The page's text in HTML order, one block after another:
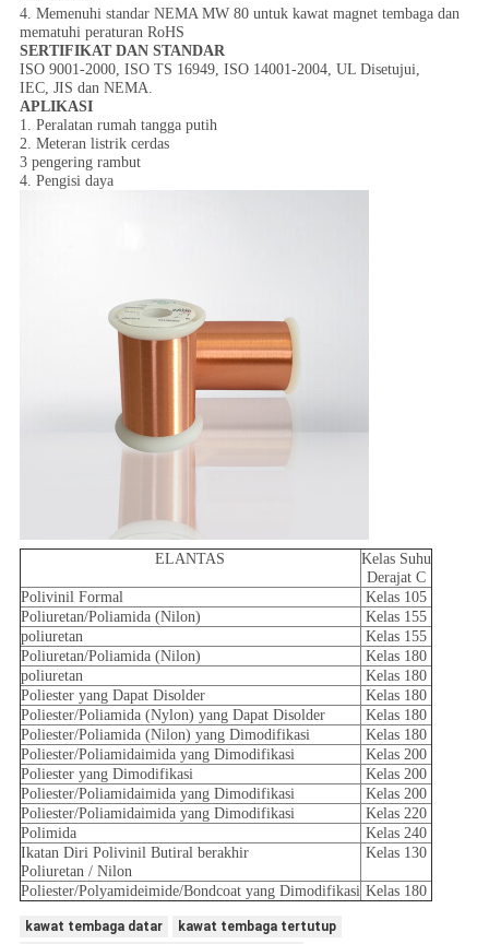
4. Memenuhi standar NEMA MW 80 untuk kawat magnet tembaga dan
mematuhi peraturan RoHS
SERTIFIKAT DAN STANDAR
ISO 9001-2000, ISO TS 16949, ISO 14001-2004, UL Disetujui,
IEC, JIS dan NEMA.
APLIKASI
1. Peralatan rumah tangga putih
2. Meteran listrik cerdas
3 pengering rambut
4. Pengisi daya
ELANTAS
Kelas Suhu
Derajat C
Polivinil Formal
Kelas 105
Poliuretan/Poliamida (Nilon)
Kelas 155
poliuretan
Kelas 155
Poliuretan/Poliamida (Nilon)
Kelas 180
poliuretan
Kelas 180
Poliester yang Dapat Disolder
Kelas 180
Poliester/Poliamida (Nylon) yang Dapat Disolder
Kelas 180
Poliester/Poliamida (Nilon) yang Dimodifikasi
Kelas 180
Poliester/Poliamidaimida yang Dimodifikasi
Kelas 200
Poliester yang Dimodifikasi
Kelas 200
Poliester/Poliamidaimida yang Dimodifikasi
Kelas 200
Poliester/Poliamidaimida yang Dimodifikasi
Kelas 220
Polimida
Kelas 240
Ikatan Diri Polivinil Butiral berakhir
Poliuretan / Nilon
Kelas 130
Poliester/Polyamideimide/Bondcoat yang Dimodifikasi Kelas 180
kawat tembaga datar
kawat tembaga tertutup